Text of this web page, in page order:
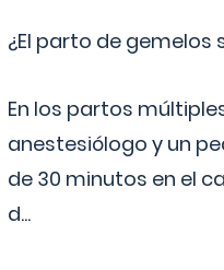
¿El parto de gemelos
En los partos
anestesiólogo y un
de 30 minutos en el
d...